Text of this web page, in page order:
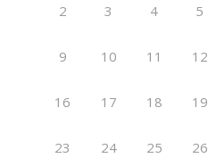
2 3 4 5
9 10 11 12
16 17 18 19
23 24 25 26